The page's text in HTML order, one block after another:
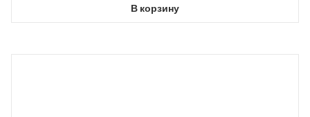
В корзину